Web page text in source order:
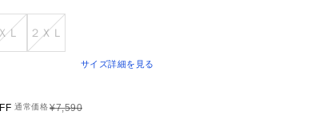
ＸＬ ２ＸＬ
サイズ詳細を見る
通常価格¥7,590